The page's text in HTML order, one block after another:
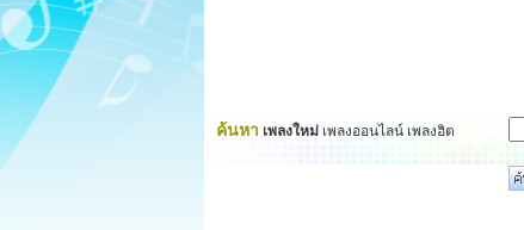
ค้นหา เพลงใหม่ เพลงออนไลน์ เพลงฮิต